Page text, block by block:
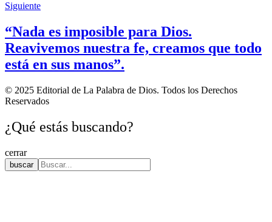
Siguiente
“Nada es imposible para Dios.
Reavivemos nuestra fe, creamos que todo
está en sus manos”.
© 2025 Editorial de La Palabra de Dios. Todos los Derechos
Reservados
¿Qué estás buscando?
cerrar
buscar